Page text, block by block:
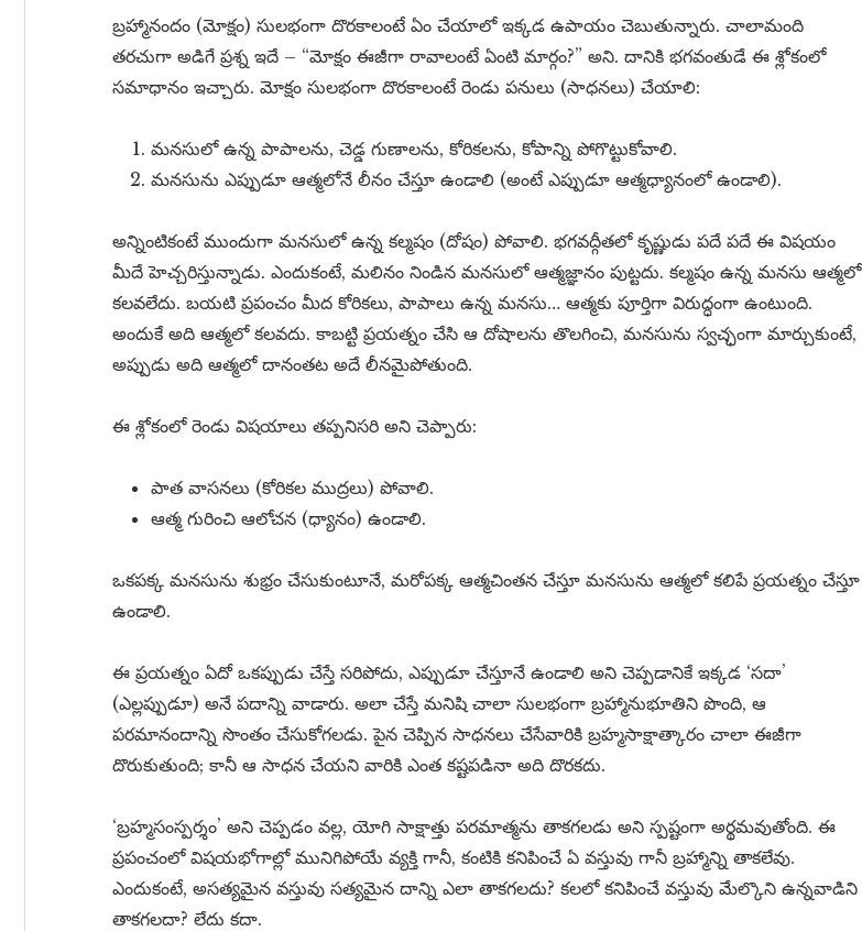
బ్రహ్మానందం (మోక్షం) సులభంగా దొరకాలంటే ఏం చేయాలో ఇక్కడ ఉపాయం చెబుతున్నారు. చాలామంది
తరచుగా అడిగే ప్రశ్న ఇదే – “మోక్షం ఈజీగా రావాలంటే ఏంటి మార్గం?” అని. దానికి భగవంతుడే ఈ శ్లోకంలో
సమాధానం ఇచ్చారు. మోక్షం సులభంగా దొరకాలంటే రెండు పనులు (సాధనలు) చేయాలి:
మనసులో ఉన్న పాపాలను, చెడ్డ గుణాలను, కోరికలను, కోపాన్ని పోగొట్టుకోవాలి.
మనసును ఎప్పుడూ ఆత్మలోనే లీనం చేస్తూ ఉండాలి (అంటే ఎప్పుడూ ఆత్మధ్యానంలో ఉండాలి).
అన్నింటికంటే ముందుగా మనసులో ఉన్న కల్మషం (దోషం) పోవాలి. భగవద్గీతలో కృష్ణుడు పదే పదే ఈ విషయం
మీదే హెచ్చరిస్తున్నాడు. ఎందుకంటే, మలినం నిండిన మనసులో ఆత్మజ్ఞానం పుట్టదు. కల్మషం ఉన్న మనసు ఆత్మలో
కలవలేదు. బయటి ప్రపంచం మీద కోరికలు, పాపాలు ఉన్న మనసు… ఆత్మకు పూర్తిగా విరుద్ధంగా ఉంటుంది.
అందుకే అది ఆత్మలో కలవదు. కాబట్టి ప్రయత్నం చేసి ఆ దోషాలను తొలగించి, మనసును స్వచ్ఛంగా మార్చుకుంటే,
అప్పుడు అది ఆత్మలో దానంతట అదే లీనమైపోతుంది.
ఈ శ్లోకంలో రెండు విషయాలు తప్పనిసరి అని చెప్పారు:
పాత వాసనలు (కోరికల ముద్రలు) పోవాలి.
ఆత్మ గురించి ఆలోచన (ధ్యానం) ఉండాలి.
ఒకపక్క మనసును శుభ్రం చేసుకుంటూనే, మరోపక్క ఆత్మచింతన చేస్తూ మనసును ఆత్మలో కలిపే ప్రయత్నం చేస్తూ
ఉండాలి.
ఈ ప్రయత్నం ఏదో ఒకప్పుడు చేస్తే సరిపోదు, ఎప్పుడూ చేస్తూనే ఉండాలి అని చెప్పడానికే ఇక్కడ ‘సదా’
(ఎల్లప్పుడూ) అనే పదాన్ని వాడారు. అలా చేస్తే మనిషి చాలా సులభంగా బ్రహ్మానుభూతిని పొంది, ఆ
పరమానందాన్ని సొంతం చేసుకోగలడు. పైన చెప్పిన సాధనలు చేసేవారికి బ్రహ్మసాక్షాత్కారం చాలా ఈజీగా
దొరుకుతుంది; కానీ ఆ సాధన చేయని వారికి ఎంత కష్టపడినా అది దొరకదు.
‘బ్రహ్మసంస్పర్శం’ అని చెప్పడం వల్ల, యోగి సాక్షాత్తు పరమాత్మను తాకగలడు అని స్పష్టంగా అర్థమవుతోంది. ఈ
ప్రపంచంలో విషయభోగాల్లో మునిగిపోయే వ్యక్తి గానీ, కంటికి కనిపించే ఏ వస్తువు గానీ బ్రహ్మాన్ని తాకలేవు.
ఎందుకంటే, అసత్యమైన వస్తువు సత్యమైన దాన్ని ఎలా తాకగలదు? కలలో కనిపించే వస్తువు మేల్కొని ఉన్నవాడిని
తాకగలదా? లేదు కదా.